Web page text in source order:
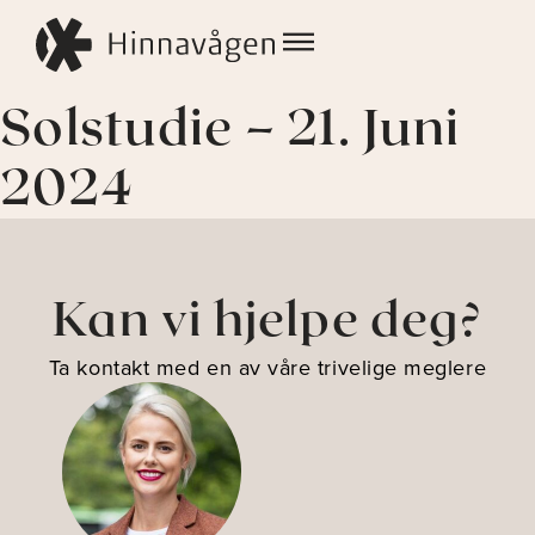
Solstudie – 21. Juni
2024
Kan vi hjelpe deg?
Ta kontakt med en av våre trivelige meglere